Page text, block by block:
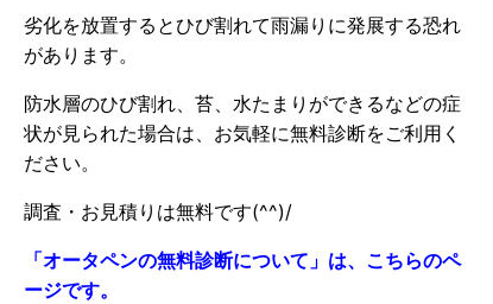
劣化を放置するとひび割れて雨漏りに発展する恐れ
があります。
防水層のひび割れ、苔、水たまりができるなどの症
状が見られた場合は、お気軽に無料診断をご利用く
ださい。
調査・お見積りは無料です(^^)/
「オータペンの無料診断について」は、こちらのペ
ージです。